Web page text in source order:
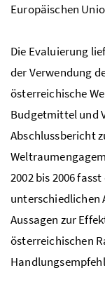
Europäischen
Die Evaluierung
der Verwendung
österreichische
Budgetmittel und
Abschlussbericht
2002 bis 2006
unterschiedlichen
Aussagen zur
österreichischen